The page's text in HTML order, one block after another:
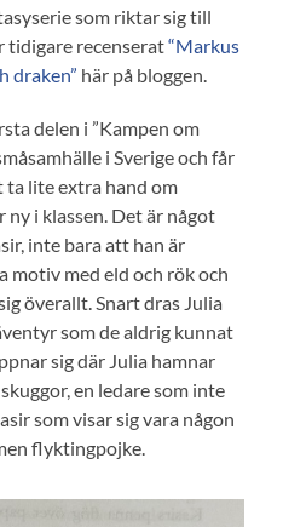
som riktar sig till
tidigare recenserat“Markus
draken” här på bloggen.
delen i ”Kampen om
i Sverige och får
lite extra hand om
i klassen. Det är något
inte bara att han är
motiv med eld och rök och
överallt. Snart dras Julia
som de aldrig kunnat
sig där Julia hamnar
en ledare som inte
som visar sig vara någon
flyktingpojke.